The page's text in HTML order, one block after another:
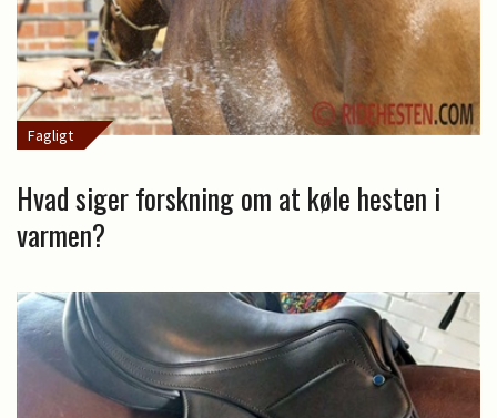
Fagligt
Hvad siger forskning om at køle hesten i
varmen?